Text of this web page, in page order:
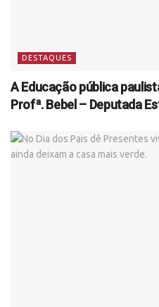
DESTAQUES
A Educação pública
Profª. Bebel – Deputada